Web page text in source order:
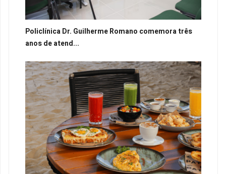
Policlínica Dr. Guilherme Romano comemora três
anos de atend...